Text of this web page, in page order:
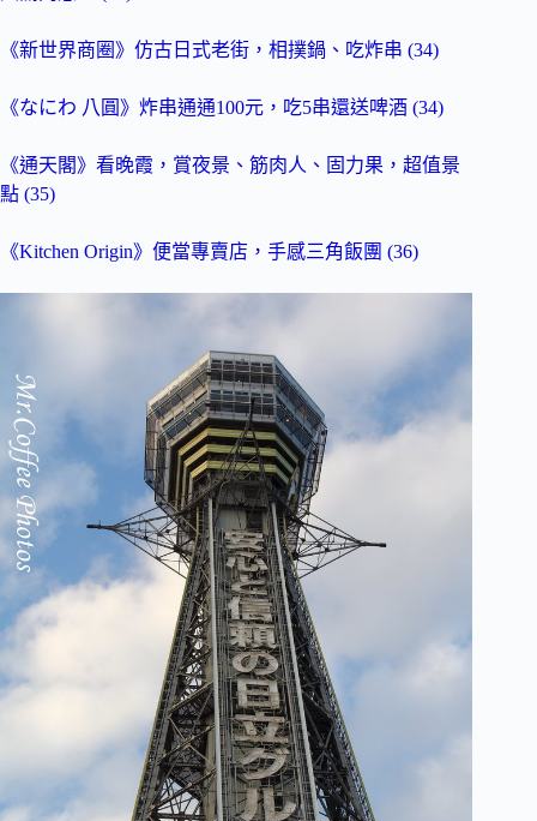
《新世界商圈》仿古日式老街，相撲鍋、吃炸串 (34)
《なにわ 八圓》炸串通通100元，吃5串還送啤酒 (34)
《通天閣》看晚霞，賞夜景、筋肉人、固力果，超值景
點 (35)
《Kitchen Origin》便當專賣店，手感三角飯團 (36)